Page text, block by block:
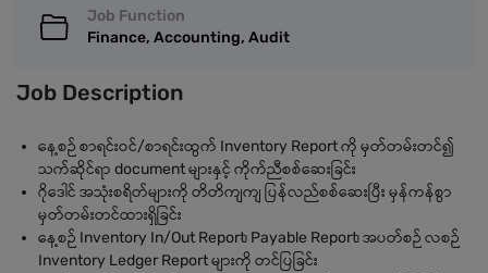
Job Function
Finance, Accounting, Audit
Job Description
နေ့စဉ် စာရင်းဝင်/စာရင်းထွက် Inventory Report ကို မှတ်တမ်းတင်၍
သက်ဆိုင်ရာ document များနှင့် ကိုက်ညီစစ်ဆေးခြင်း
ဂိုဒေါင် အသုံးစရိတ်များကို တိတိကျကျ ပြန်လည်စစ်ဆေးပြီး မှန်ကန်စွာ
မှတ်တမ်းတင်ထားရှိခြင်း
နေ့စဉ် Inventory In/Out Report၊ Payable Report၊ အပတ်စဉ် လစဉ်
Inventory Ledger Report များကို တင်ပြခြင်း